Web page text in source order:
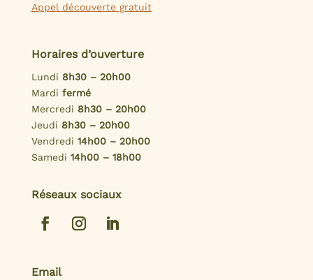
Appel découverte gratuit
Horaires d’ouverture
Lundi 8h30 – 20h00
Mardi fermé
Mercredi 8h30 – 20h00
Jeudi 8h30 – 20h00
Vendredi 14h00 – 20h00
Samedi 14h00 – 18h00
Réseaux sociaux
Email